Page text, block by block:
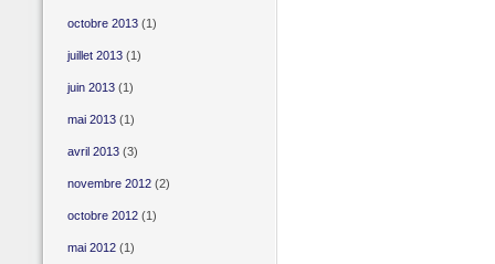
octobre 2013(1)
juillet 2013(1)
juin 2013(1)
mai 2013(1)
avril 2013(3)
novembre 2012(2)
octobre 2012(1)
mai 2012(1)